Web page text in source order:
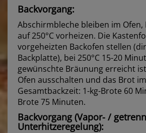
Backvorgang:
Abschirmbleche bleiben im Ofen,
auf 250°C vorheizen. Die
vorgeheizten Backofen stellen
Backplatte), bei 250°C 15-20
gewünschte Bräunung erreicht
Ofen ausschalten und das Brot
Gesamtbackzeit: 1-kg-Brote 60
Brote 75 Minuten.
Backvorgang (Vapor- /
Unterhitzeregelung):